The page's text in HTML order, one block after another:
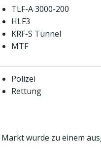
TLF-A 3000-200
HLF3
KRF-S Tunnel
MTF
Polizei
Rettung
wurde zu einem